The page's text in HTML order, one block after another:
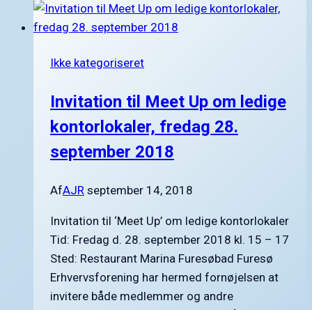
Ikke kategoriseret
Invitation til Meet Up om ledige
kontorlokaler, fredag 28.
september 2018
AfAJR september 14, 2018
Invitation til ‘Meet Up’ om ledige kontorlokaler
Tid: Fredag d. 28. september 2018 kl. 15 – 17
Sted: Restaurant Marina Furesøbad Furesø
Erhvervsforening har hermed fornøjelsen at
invitere både medlemmer og andre